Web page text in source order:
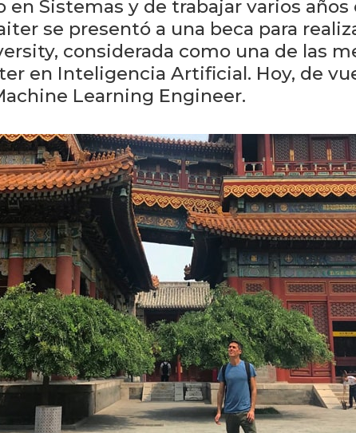
Sistemas y de trabajar varios
se presentó a una beca para
considerada como una de las
en Inteligencia Artificial. Hoy, de
Learning Engineer.